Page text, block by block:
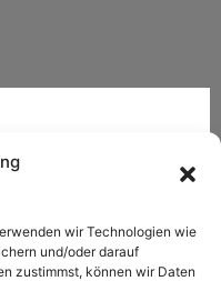
wir Technologien wie
und/oder darauf
zustimmst, können wir Daten